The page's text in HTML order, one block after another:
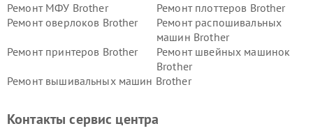
Ремонт МФУ Brother
Ремонт плоттеров Brother
Ремонт оверлоков Brother
Ремонт распошивальных
машин Brother
Ремонт принтеров Brother
Ремонт швейных машинок
Brother
Ремонт вышивальных машин Brother
Контакты сервис центра